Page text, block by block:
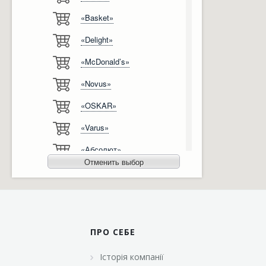
Відгуки
Ліцензії, сертифікати, дипломи
Автоматизація
Сервіс
«Basket»
«Delight»
«McDonald’s»
«Novus»
«OSKAR»
«Varus»
«Абсолют»
«Агро-Овен»
«Бімаркет»
«Брусничка»
Отменить выбор
ПРО СЕБЕ
Історія компанії